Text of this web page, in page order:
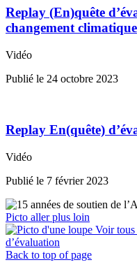
Replay (En)quête
changement climatique
Vidéo
Publié le 24 octobre 2023
Replay En(quête)
Vidéo
Publié le 7 février 2023
Picto aller plus loin
Voir tous
d’évaluation
Back to top of page